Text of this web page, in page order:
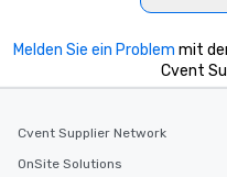
Melden Sie ein Problem mit
Cvent
Cvent Supplier Network
OnSite Solutions